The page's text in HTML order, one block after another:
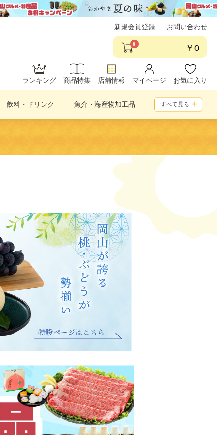
新規会員登録 お問い合わせ
0 ￥0
ランキング 商品特集 店舗情報 マイページ お気に入り
飲料・ドリンク 魚介・海産物加工品 すべて見る